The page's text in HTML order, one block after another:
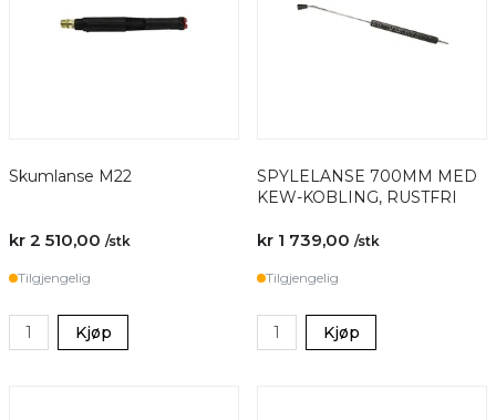
Skumlanse M22
kr 2 510,00 /stk
Tilgjengelig
Kjøp
SPYLELANSE 700MM MED
KEW-KOBLING, RUSTFRI
kr 1 739,00 /stk
Tilgjengelig
Kjøp